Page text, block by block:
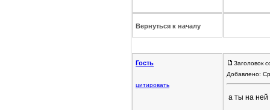
Вернуться к началу
Гость
цитировать
Заголовок
Добавлено:
а ты на